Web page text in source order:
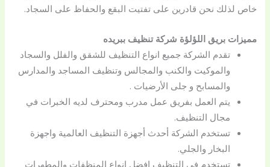
خاص لذلك نحن قادرين على تفتيت البقع والحفاظ على السجاد.
مميزات بريق اللؤلؤة شركة تنظيف ببريده
تقدم الشركة جميع انواع التنظيف للشقق والفلل والسجاد
والموكيت والكنب والمجالس وتنظيف المساجد والمدارس
والمسابح و جلى الأرضيات .
يتم العمل بفريق عمل مدرب ومحترف لديه الخبرات في
مجال التنظيف.
تستخدم الشركة أحدث أجهزة التنظيف العالمية واجهزة
البخار والجلي.
تستخدم في التنظيف افضل انواع المنظفات والمطهرات